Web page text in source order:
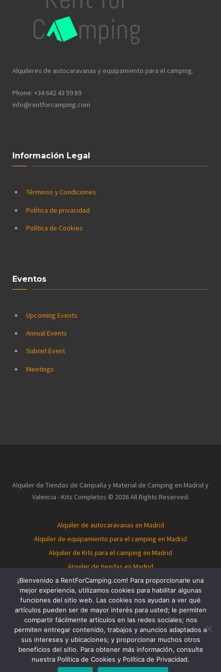
Alquileres de autocaravanas y equipamiento para el camping.
Phone: +34 642 43 59 89
info@rentforcamping.com
Información Legal
Términos y Condiciones
Política de privacidad
Política de Cookies
Eventos
Upcoming Events
Annual Events
Submit Event
Meetings
Alquiler de Tiendas de Campaña y Material de Camping en Madrid y
Valencia - Kits Completos © 2026 All Rights Reserved.
Alquiler de autocaravanas en Madrid
Alquiler de equipamiento para el camping en Madrid
Alquiler de Kits para el camping en Madrid
Alquiler de tiendas en Madrid
Alquiler de autocaravanas en Valencia
Alquiler de equipamiento para el camping en Valencia
Alquiler de Kits para el camping en Valencia
Alquiler de tiendas en Valencia
Tent for rent in Madrid
Tent for rent in Valencia
Tent rental in Madrid
Camping Tent Rentals
Rent a tent in Valencia
Rent a tent in Madrid
Rent a tent in Spain
¡Bienvenido a RentForCamping.com! Para proporcionarle una
mejor experiencia, utilizamos cookies para habilitar algunas
funciones del sitio web. Las cookies nos ayudan a ver qué
artículos pueden ser de mayor interés para usted; le permiten
compartir fácilmente artículos en las redes sociales; nos
permiten entregar contenido, trabajos y anuncios adaptados a
sus intereses y ubicaciones; y proporcionar muchos otros
beneficios del sitio. Para obtener más información, consulte
nuestra Política de Cookies y Política de Privacidad.